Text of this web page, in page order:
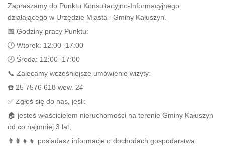
Zapraszamy do Punktu Konsultacyjno-Informacyjnego
działającego w Urzędzie Miasta i Gminy Kałuszyn.
📅 Godziny pracy Punktu:
🕛 Wtorek: 12:00–17:00
🕗 Środa: 12:00–17:00
📞 Zalecamy wcześniejsze umówienie wizyty:
☎️ 25 7576 618 wew. 24
✅ Zgłoś się do nas, jeśli:
🏠 jesteś właścicielem nieruchomości na terenie Gminy Kałuszyn
od co najmniej 3 lat,
👨‍👩‍👧‍👦 posiadasz informacje o dochodach gospodarstwa